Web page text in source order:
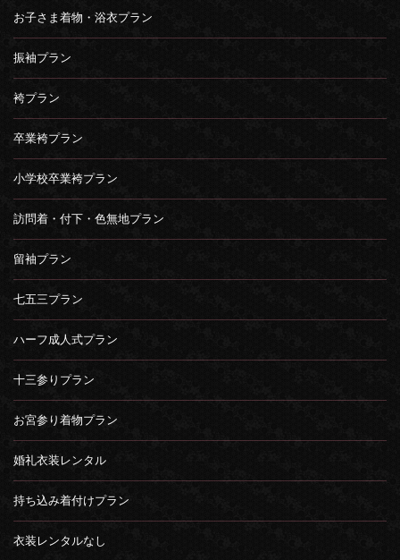
お子さま着物・浴衣プラン
振袖プラン
袴プラン
卒業袴プラン
小学校卒業袴プラン
訪問着・付下・色無地プラン
留袖プラン
七五三プラン
ハーフ成人式プラン
十三参りプラン
お宮参り着物プラン
婚礼衣装レンタル
持ち込み着付けプラン
衣装レンタルなし